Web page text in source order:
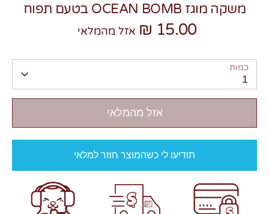
צרו קשר
משקה מוגז OCEAN BOMB בטעם תפוח
15.00 ₪ אזל מהמלאי
כמות
1
אזל מהמלאי
תודיעו לי כשהמוצר חוזר למלאי